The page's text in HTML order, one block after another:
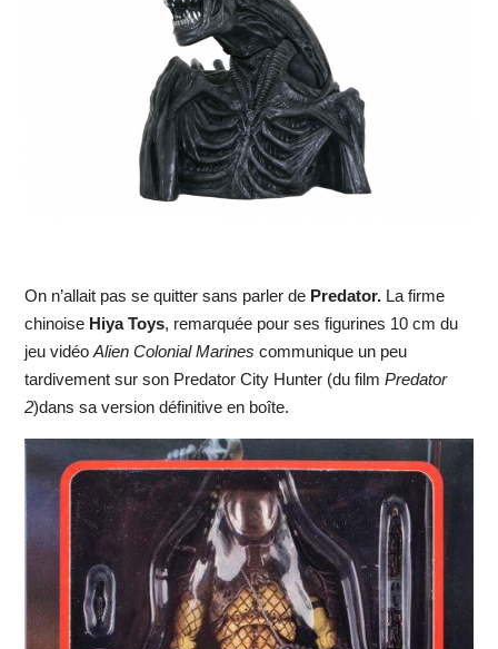
On n’allait pas se quitter sans parler de Predator.La firme
chinoise Hiya Toys, remarquée pour ses figurines 10 cm du
jeu vidéo Alien Colonial Marines communique un peu
tardivement sur son Predator City Hunter (du film Predator
2)dans sa version définitive en boîte.